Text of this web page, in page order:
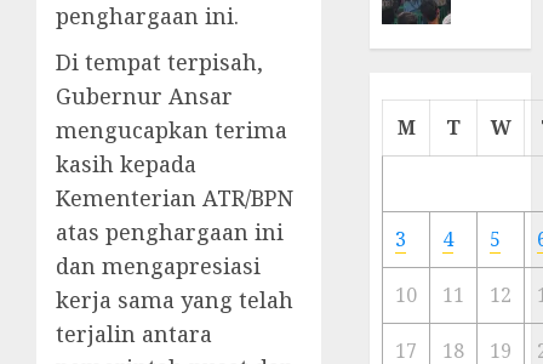
penghargaan ini.
Di tempat terpisah,
Gubernur Ansar
mengucapkan terima
kasih kepada
Kementerian ATR/BPN
atas penghargaan ini
dan mengapresiasi
kerja sama yang telah
terjalin antara
Cermin
Ibu
Kota
23/11/
M T W
3 4 5
10 11 12
17 18 19